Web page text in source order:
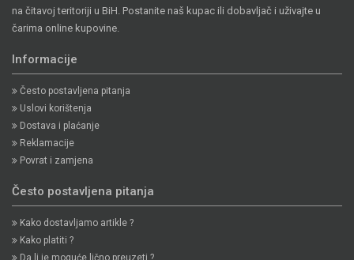
na čitavoj teritoriji u BiH. Postanite naš kupac ili dobavljač i uživajte u
čarima online kupovine.
Informacije
Često postavljena pitanja
Uslovi korištenja
Dostava i plaćanje
Reklamacije
Povrat i zamjena
Često postavljena pitanja
Kako dostavljamo artikle ?
Kako platiti ?
Da li je moguće lično preuzeti ?